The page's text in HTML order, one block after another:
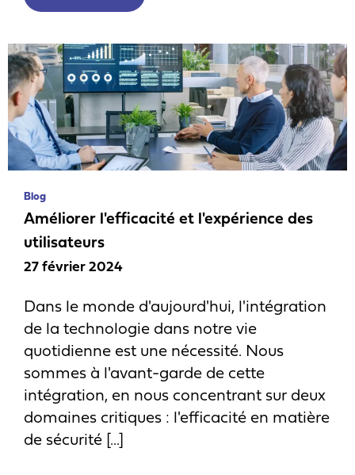
Blog
Améliorer l'efficacité et l'expérience des
utilisateurs
27 février 2024
Dans le monde d'aujourd'hui, l'intégration
de la technologie dans notre vie
quotidienne est une nécessité. Nous
sommes à l'avant-garde de cette
intégration, en nous concentrant sur deux
domaines critiques : l'efficacité en matière
de sécurité [...]